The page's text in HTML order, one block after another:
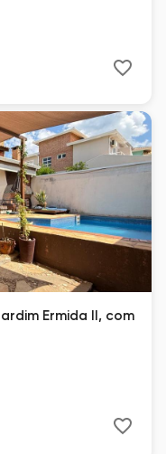
Ermida II, com